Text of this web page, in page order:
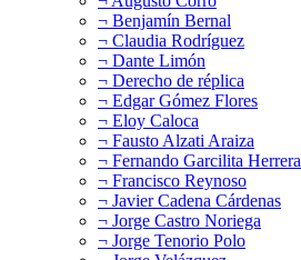
¬ Benjamín Bernal
¬ Claudia Rodríguez
¬ Dante Limón
¬ Derecho de réplica
¬ Edgar Gómez Flores
¬ Eloy Caloca
¬ Fausto Alzati Araiza
¬ Fernando Garcilita Herrera
¬ Francisco Reynoso
¬ Javier Cadena Cárdenas
¬ Jorge Castro Noriega
¬ Jorge Tenorio Polo